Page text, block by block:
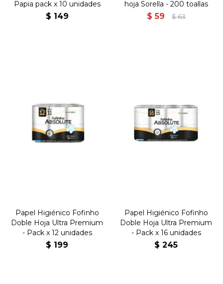
Papia pack x 10 unidades
$ 149
hoja Sorella - 200 toallas
$ 59 $ 63
Papel Higiénico Fofinho
Doble Hoja Ultra Premium
- Pack x 12 unidades
$ 199
Papel Higiénico Fofinho
Doble Hoja Ultra Premium
- Pack x 16 unidades
$ 245